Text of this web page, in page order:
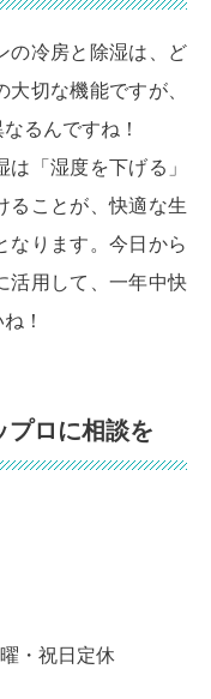
の冷房と除湿は、ど
切な機能ですが、
るんですね！
「湿度を下げる」
ることが、快適な生
なります。今日から
活用して、一年中快
！
プロに相談を
・祝日定休